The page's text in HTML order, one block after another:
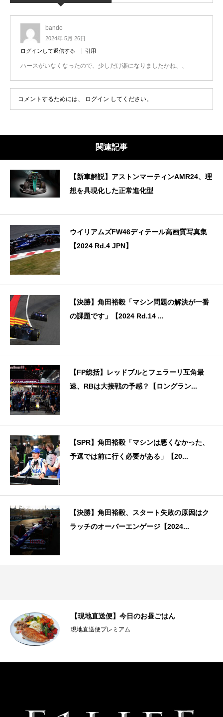
bando
2024年 5月 26日
ログインして返信する 引用
ハースがいなくなったので、少しだけ楽になりましたかね、、
コメントするためには、 ログイン してください。
関連記事
【新車解説】アストンマーティンAMR24、理
想を具現化した正常進化型
ウイリアムズFW46ディテール高画質写真集
【2024 Rd.4 JPN】
【決勝】角田裕毅「マシン問題の解決が一番
の課題です」【2024 Rd.14 ...
【FP総括】レッドブルとフェラーリ互角最
速、RBは大接戦の予感？【ロングラン...
【SPR】角田裕毅「マシンは悪くなかった、
予選では前に行く必要がある」【20...
【決勝】角田裕毅、スタート失敗の原因はク
ラッチのオーバーエンゲージ【2024...
【現地直送便】今日のお昼ごはん
現地直送便プレミアム